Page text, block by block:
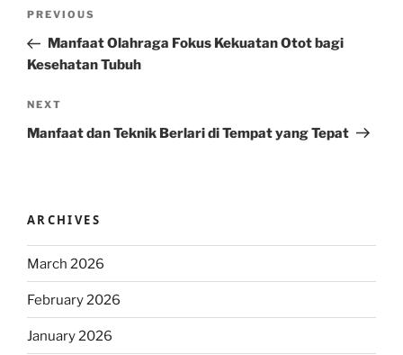
Previous
Post
PREVIOUS
Manfaat Olahraga Fokus Kekuatan Otot bagi
Kesehatan Tubuh
Next
Post
NEXT
Manfaat dan Teknik Berlari di Tempat yang Tepat
ARCHIVES
March 2026
February 2026
January 2026